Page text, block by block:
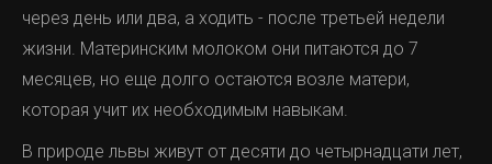
через день или два, а ходить - после третьей недели
жизни. Материнским молоком они питаются до 7
месяцев, но еще долго остаются возле матери,
которая учит их необходимым навыкам.
В природе львы живут от десяти до четырнадцати лет,